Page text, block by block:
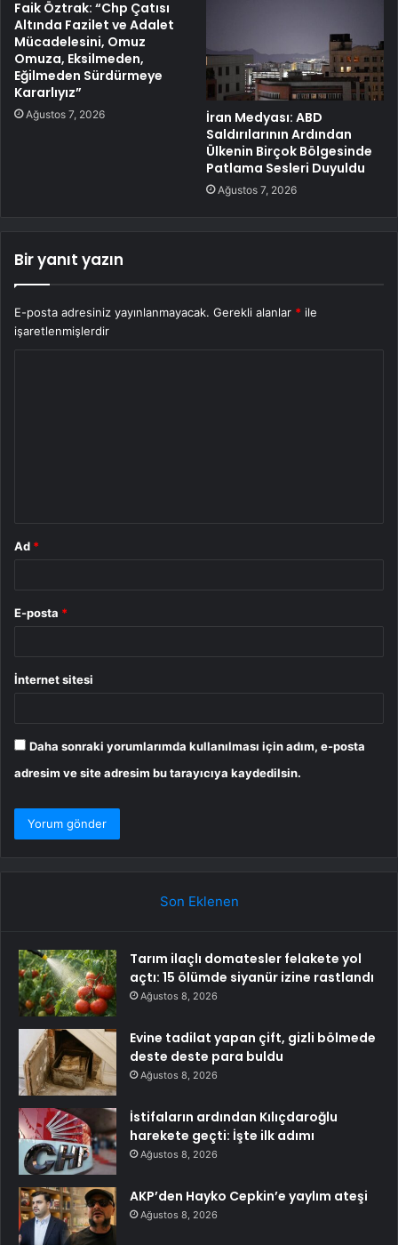
Faik Öztrak: “Chp Çatısı
Altında Fazilet ve Adalet
Mücadelesini, Omuz
Omuza, Eksilmeden,
Eğilmeden Sürdürmeye
Kararlıyız”
Ağustos 7, 2026
İran Medyası: ABD
Saldırılarının Ardından
Ülkenin Birçok Bölgesinde
Patlama Sesleri Duyuldu
Ağustos 7, 2026
Bir yanıt yazın
E-posta adresiniz yayınlanmayacak. Gerekli alanlar * ile
işaretlenmişlerdir
Ad *
E-posta *
İnternet sitesi
Daha sonraki yorumlarımda kullanılması için adım, e-posta
adresim ve site adresim bu tarayıcıya kaydedilsin.
Son Eklenen
Tarım ilaçlı domatesler felakete yol
açtı: 15 ölümde siyanür izine rastlandı
Ağustos 8, 2026
Evine tadilat yapan çift, gizli bölmede
deste deste para buldu
Ağustos 8, 2026
İstifaların ardından Kılıçdaroğlu
harekete geçti: İşte ilk adımı
Ağustos 8, 2026
AKP’den Hayko Cepkin’e yaylım ateşi
Ağustos 8, 2026